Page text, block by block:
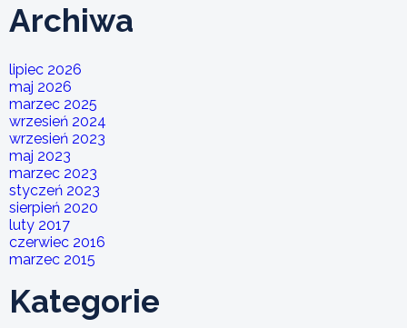
Archiwa
lipiec 2026
maj 2026
marzec 2025
wrzesień 2024
wrzesień 2023
maj 2023
marzec 2023
styczeń 2023
sierpień 2020
luty 2017
czerwiec 2016
marzec 2015
Kategorie